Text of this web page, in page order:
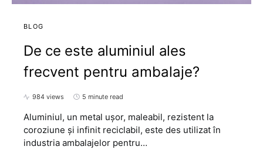
BLOG
De ce este aluminiul ales
frecvent pentru ambalaje?
984 views 5 minute read
Aluminiul, un metal ușor, maleabil, rezistent la
coroziune și infinit reciclabil, este des utilizat în
industria ambalajelor pentru…